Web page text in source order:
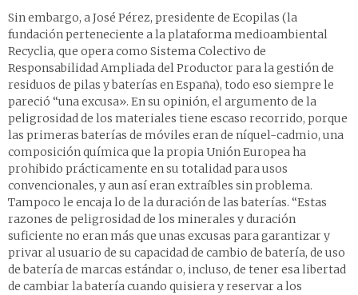
Sin embargo, a José Pérez, presidente de Ecopilas (la
fundación perteneciente a la plataforma medioambiental
Recyclia, que opera como Sistema Colectivo de
Responsabilidad Ampliada del Productor para la gestión de
residuos de pilas y baterías en España), todo eso siempre le
pareció “una excusa». En su opinión, el argumento de la
peligrosidad de los materiales tiene escaso recorrido, porque
las primeras baterías de móviles eran de níquel-cadmio, una
composición química que la propia Unión Europea ha
prohibido prácticamente en su totalidad para usos
convencionales, y aun así eran extraíbles sin problema.
Tampoco le encaja lo de la duración de las baterías. “Estas
razones de peligrosidad de los minerales y duración
suficiente no eran más que unas excusas para garantizar y
privar al usuario de su capacidad de cambio de batería, de uso
de batería de marcas estándar o, incluso, de tener esa libertad
de cambiar la batería cuando quisiera y reservar a los